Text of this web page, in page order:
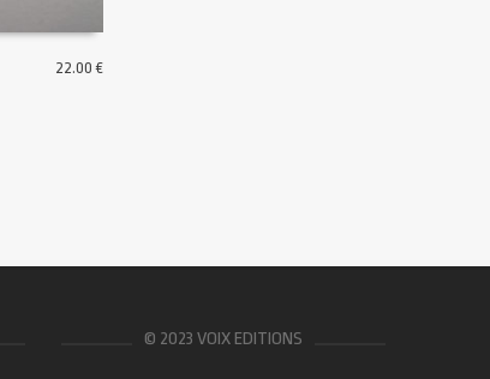
22.00€
© 2023 VOIX EDITIONS